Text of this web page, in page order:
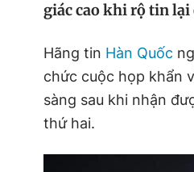
giác cao khi rộ tin lại
Hãng tin Hàn Quốc
chức cuộc họp khẩn
sàng sau khi nhận
thứ hai.